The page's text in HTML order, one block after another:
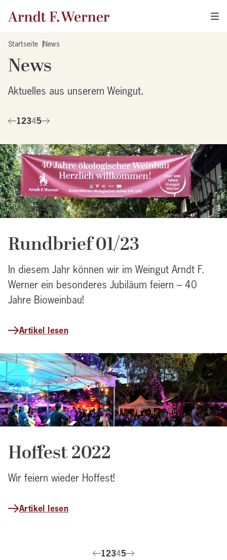
Startseite News
News
Aktuelles aus unserem Weingut.
12345
Rundbrief 01/23
In diesem Jahr können wir im Weingut Arndt F.
Werner ein besonderes Jubiläum feiern – 40
Jahre Bioweinbau!
Artikel lesen
Hoffest 2022
Wir feiern wieder Hoffest!
Artikel lesen
12345